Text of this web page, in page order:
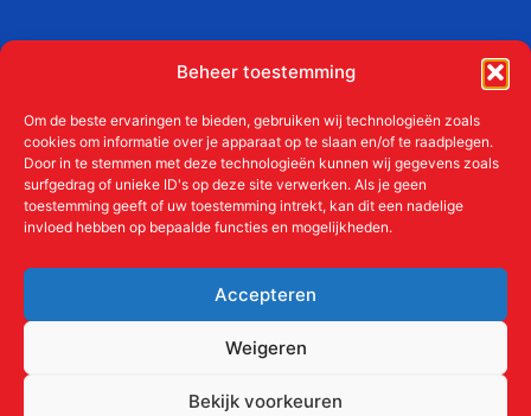
Beheer toestemming
Om de beste ervaringen te bieden, gebruiken wij technologieën zoals
cookies om informatie over je apparaat op te slaan en/of te raadplegen.
Door in te stemmen met deze technologieën kunnen wij gegevens zoals
surfgedrag of unieke ID's op deze site verwerken. Als je geen
toestemming geeft of uw toestemming intrekt, kan dit een nadelige
invloed hebben op bepaalde functies en mogelijkheden.
Accepteren
Weigeren
Bekijk voorkeuren
KvKnr:41011712
Meer over de Liudgerstichten
Aanmelden als donateur
ANBI
Contact